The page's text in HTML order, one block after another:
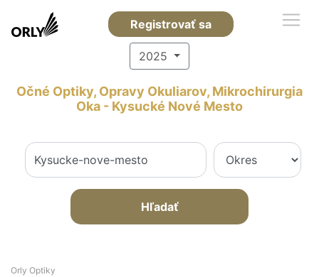
Registrovať sa
2025
Očné Optiky, Opravy Okuliarov, Mikrochirurgia
Oka - Kysucké Nové Mesto
Hľadať
Orly Optiky